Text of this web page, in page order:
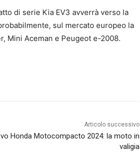
di serie Kia EV3 avverrà verso la
sul mercato europeo la
Mini Aceman e Peugeot e-2008.
Articolo successivo
Honda Motocompacto 2024: la moto in
valigia